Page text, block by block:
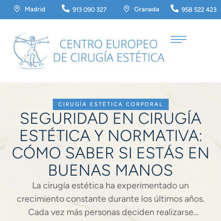
Madrid 913 090 327 Granada 958 522 423
CIRUGÍA ESTÉTICA CORPORAL
SEGURIDAD EN CIRUGÍA
ESTÉTICA Y NORMATIVA:
CÓMO SABER SI ESTÁS EN
BUENAS MANOS
La cirugía estética ha experimentado un
crecimiento constante durante los últimos años.
Cada vez más personas deciden realizarse